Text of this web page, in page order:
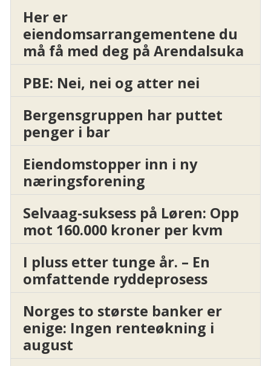
Her er
eiendomsarrangementene du
må få med deg på Arendalsuka
PBE: Nei, nei og atter nei
Bergensgruppen har puttet
penger i bar
Eiendomstopper inn i ny
næringsforening
Selvaag-suksess på Løren: Opp
mot 160.000 kroner per kvm
I pluss etter tunge år. – En
omfattende ryddeprosess
Norges to største banker er
enige: Ingen renteøkning i
august